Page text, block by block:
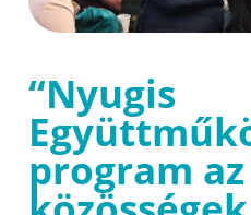
“Nyugis
program